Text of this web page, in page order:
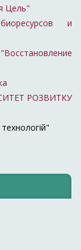
Цель"
и
РОЗВИТКУ